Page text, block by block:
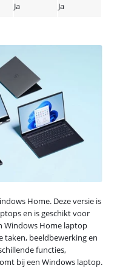
Ja Ja
Home. Deze versie is
en is geschikt voor
Windows Home laptop
taken, beeldbewerking en
functies,
bij een Windows laptop.